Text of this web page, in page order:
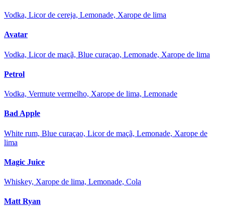
Vodka, Licor de cereja, Lemonade, Xarope de lima
Avatar
Vodka, Licor de maçã, Blue curaçao, Lemonade, Xarope de lima
Petrol
Vodka, Vermute vermelho, Xarope de lima, Lemonade
Bad Apple
White rum, Blue curaçao, Licor de maçã, Lemonade, Xarope de
lima
Magic Juice
Whiskey, Xarope de lima, Lemonade, Cola
Matt Ryan